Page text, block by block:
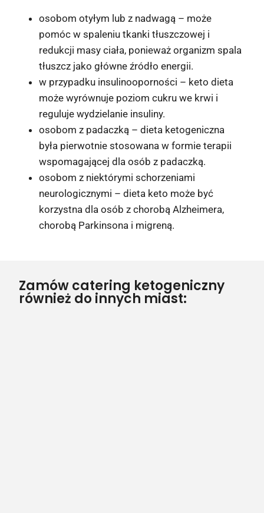
osobom otyłym lub z nadwagą – może
pomóc w spaleniu tkanki tłuszczowej i
redukcji masy ciała, ponieważ organizm spala
tłuszcz jako główne źródło energii.
w przypadku insulinooporności – keto dieta
może wyrównuje poziom cukru we krwi i
reguluje wydzielanie insuliny.
osobom z padaczką – dieta ketogeniczna
była pierwotnie stosowana w formie terapii
wspomagającej dla osób z padaczką.
osobom z niektórymi schorzeniami
neurologicznymi – dieta keto może być
korzystna dla osób z chorobą Alzheimera,
chorobą Parkinsona i migreną.
Zamów catering ketogeniczny
również do innych miast: